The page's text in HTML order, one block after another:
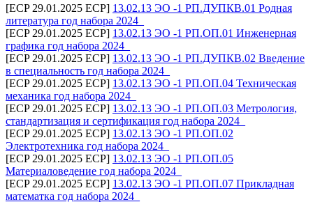
[ECP 29.01.2025 ECP] 13.02.13 ЭО -1 РП.ДУПКВ.01 Родная
литература год набора 2024_
[ECP 29.01.2025 ECP] 13.02.13 ЭО -1 РП.ОП.01 Инженерная
графика год набора 2024_
[ECP 29.01.2025 ECP] 13.02.13 ЭО -1 РП.ДУПКВ.02 Введение
в специальность год набора 2024_
[ECP 29.01.2025 ECP] 13.02.13 ЭО -1 РП.ОП.04 Техническая
механика год набора 2024_
[ECP 29.01.2025 ECP] 13.02.13 ЭО -1 РП.ОП.03 Метрология,
стандартизация и сертификация год набора 2024_
[ECP 29.01.2025 ECP] 13.02.13 ЭО -1 РП.ОП.02
Электротехника год набора 2024_
[ECP 29.01.2025 ECP] 13.02.13 ЭО -1 РП.ОП.05
Материаловедение год набора 2024_
[ECP 29.01.2025 ECP] 13.02.13 ЭО -1 РП.ОП.07 Прикладная
математка год набора 2024_